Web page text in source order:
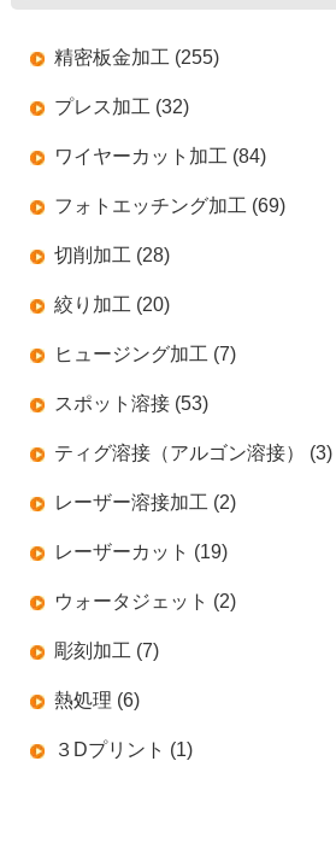
精密板金加工 (255)
プレス加工 (32)
ワイヤーカット加工 (84)
フォトエッチング加工 (69)
切削加工 (28)
絞り加工 (20)
ヒュージング加工 (7)
スポット溶接 (53)
ティグ溶接（アルゴン溶接） (3)
レーザー溶接加工 (2)
レーザーカット (19)
ウォータジェット (2)
彫刻加工 (7)
熱処理 (6)
３Dプリント (1)